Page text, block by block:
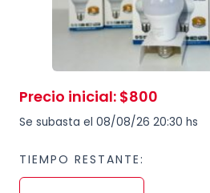
Precio inicial: $800
Se subasta el 08/08/26 20:30 hs
TIEMPO RESTANTE: